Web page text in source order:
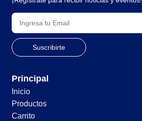
Principal
Inicio
Productos
Carrito